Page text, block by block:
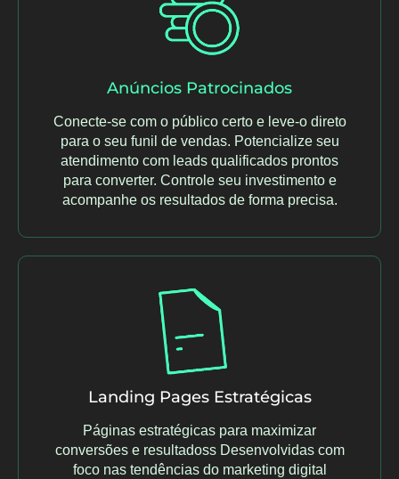
Anúncios Patrocinados​
Conecte-se com o público certo e leve-o direto
para o seu funil de vendas. Potencialize seu
atendimento com leads qualificados prontos
para converter. Controle seu investimento e
acompanhe os resultados de forma precisa.
Landing Pages Estratégicas
Páginas estratégicas para maximizar
conversões e resultadoss Desenvolvidas com
foco nas tendências do marketing digital